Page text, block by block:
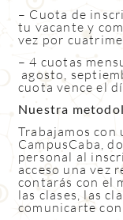
– Cuota de
tu vacante y
vez por
– 4 cuotas
agosto,
cuota vence el
Nuestra
Trabajamos con
CampusCaba,
personal al
acceso una vez
contarás con el
las clases, las
comunicarte